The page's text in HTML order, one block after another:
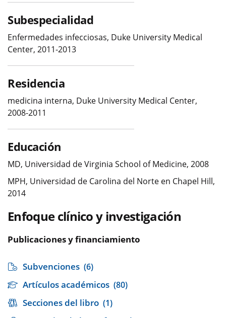
Subespecialidad
Enfermedades infecciosas, Duke University Medical
Center, 2011-2013
Residencia
medicina interna, Duke University Medical Center,
2008-2011
Educación
MD, Universidad de Virginia School of Medicine, 2008
MPH, Universidad de Carolina del Norte en Chapel Hill,
2014
Enfoque clínico y investigación
Publicaciones y financiamiento
Subvenciones (6)
Artículos académicos (80)
Secciones del libro (1)